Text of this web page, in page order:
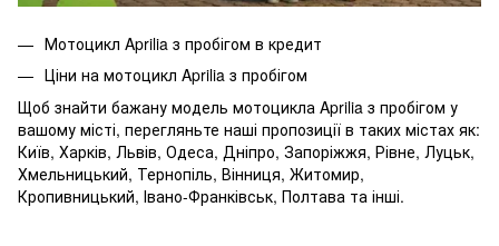
Мотоцикл Aprilia з пробігом в кредит
Ціни на мотоцикл Aprilia з пробігом
Щоб знайти бажану модель мотоцикла Aprilia з пробігом у
вашому місті, перегляньте наші пропозиції в таких містах як:
Київ, Харків, Львів, Одеса, Дніпро, Запоріжжя, Рівне, Луцьк,
Хмельницький, Тернопіль, Вінниця, Житомир,
Кропивницький, Івано-Франківськ, Полтава та інші.